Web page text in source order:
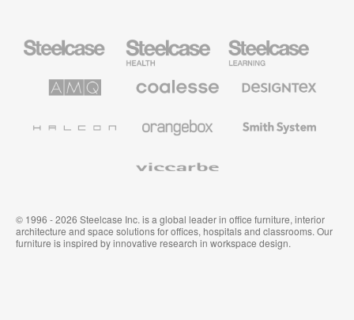
Büromöbel
Health
Education
Möbel
Solutions
Büromöbel
Textilien
System
© 1996 - 2026 Steelcase Inc. is a global leader in office furniture, interior
architecture and space solutions for offices, hospitals and classrooms. Our
furniture is inspired by innovative research in workspace design.